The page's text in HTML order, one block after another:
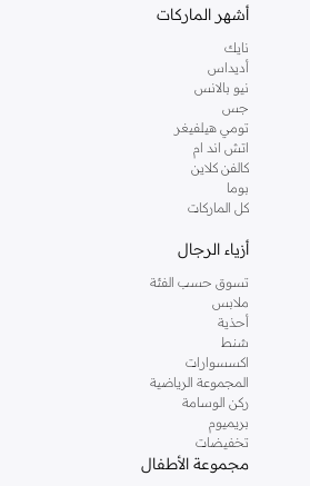
أشهر الماركات
نايك
أديداس
نيو بالانس
جس
تومي هيلفيغر
اتش اند ام
كالفن كلاين
بوما
كل الماركات
أزياء الرجال
تسوق حسب الفئة
ملابس
أحذية
شنط
اكسسوارات
المجموعة الرياضية
ركن الوسامة
بريميوم
تخفيضات
مجموعة الأطفال